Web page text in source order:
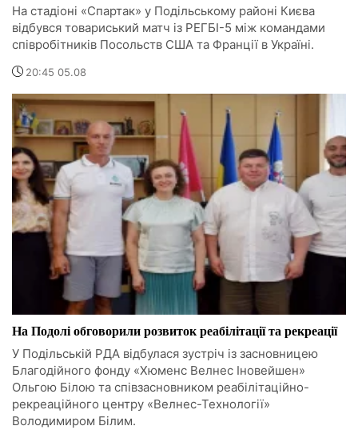
На стадіоні «Спартак» у Подільському районі Києва
відбувся товариський матч із РЕГБІ-5 між командами
співробітників Посольств США та Франції в Україні.
20:45 05.08
На Подолі обговорили розвиток реабілітації та рекреації
У Подільській РДА відбулася зустріч із засновницею
Благодійного фонду «Хюменс Велнес Іновейшен»
Ольгою Білою та співзасновником реабілітаційно-
рекреаційного центру «Велнес-Технології»
Володимиром Білим.